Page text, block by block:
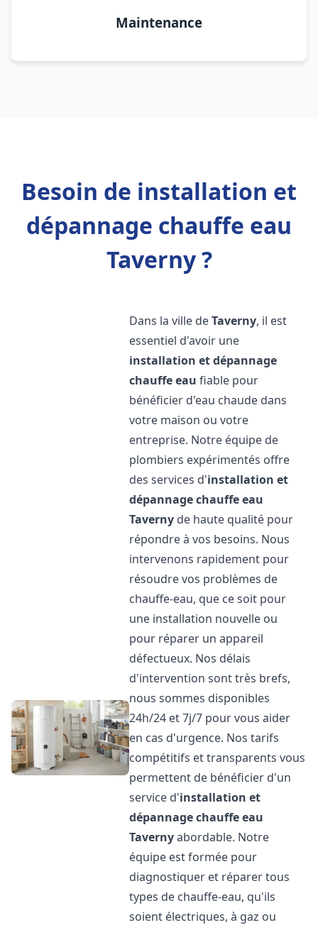
Maintenance
Besoin de installation et
dépannage chauffe eau
Taverny ?
Dans la ville deTaverny, il est
essentiel d'avoir une
installation et dépannage
chauffe eau fiable pour
bénéficier d'eau chaude dans
votre maison ou votre
entreprise. Notre équipe de
plombiers expérimentés offre
des services d'installation et
dépannage chauffe eau
Taverny de haute qualité pour
répondre à vos besoins. Nous
intervenons rapidement pour
résoudre vos problèmes de
chauffe-eau, que ce soit pour
une installation nouvelle ou
pour réparer un appareil
défectueux. Nos délais
d'intervention sont très brefs,
nous sommes disponibles
24h/24 et 7j/7 pour vous aider
en cas d'urgence. Nos tarifs
compétitifs et transparents vous
permettent de bénéficier d'un
service d'installation et
dépannage chauffe eau
Tavernyabordable. Notre
équipe est formée pour
diagnostiquer et réparer tous
types de chauffe-eau, qu'ils
soient électriques, à gaz ou